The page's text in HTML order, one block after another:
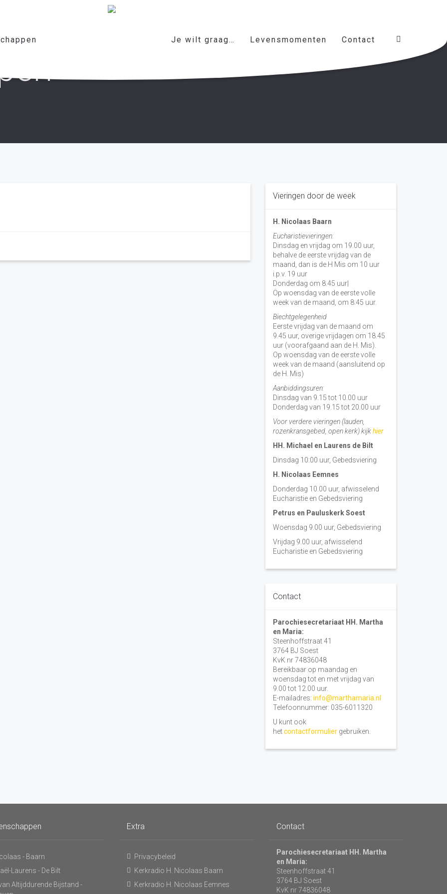
Je wilt graag… Levensmomenten Contact
Vieringen door de week
H. Nicolaas Baarn
Eucharistievieringen:
Dinsdag en vrijdag om 19.00 uur,
behalve de eerste vrijdag van de
maand, dan is de H Mis om 10 uur
i.p.v. 19 uur
Donderdag om 8.45 uur|
Op woensdag van de eerste volle
week van de maand, om 8:45 uur.
Biechtgelegenheid
Eerste vrijdag van de maand om
9.45 uur, overige vrijdagen om 18.45
uur (voorafgaand aan de H. Mis).
Op woensdag van de eerste volle
week van de maand (aansluitend op
de H. Mis)
Aanbiddingsuren:
Dinsdag van 9.15 tot 10.00 uur
Donderdag van 19.15 tot 20.00 uur
Voor verdere vieringen (lauden,
rozenkransgebed, open kerk) kijkhier
HH. Michael en Laurens de Bilt
Dinsdag 10:00 uur, Gebedsviering
H. Nicolaas Eemnes
Donderdag 10.00 uur, afwisselend
Eucharistie en Gebedsviering
Petrus en Pauluskerk Soest
Woensdag 9.00 uur, Gebedsviering
Vrijdag 9.00 uur, afwisselend
Eucharistie en Gebedsviering
Contact
Parochiesecretariaat HH. Martha
en Maria:
Steenhoffstraat 41
3764 BJ Soest
KvK nr 74836048
Bereikbaar op maandag en
woensdag tot en met vrijdag van
9.00 tot 12.00 uur.
E-mailadres: info@marthamaria.nl
Telefoonnummer: 035-6011320
U kunt ook
hetcontactformuliergebruiken.
- Baarn
Laurens - De Bilt
Altijddurende Bijstand -
Extra
Privacybeleid
Kerkradio H. Nicolaas Baarn
Kerkradio H. Nicolaas Eemnes
Contact
Parochiesecretariaat HH. Martha
en Maria:
Steenhoffstraat 41
3764 BJ Soest
KvK nr 74836048